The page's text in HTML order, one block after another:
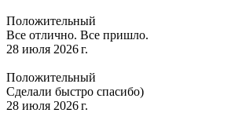
Положительный
Все отлично. Все пришло.
28 июля 2026 г.
Положительный
Сделали быстро спасибо)
28 июля 2026 г.